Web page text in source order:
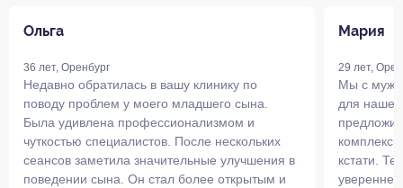
Ольга
36 лет, Оренбург
Недавно обратилась в вашу клинику по
поводу проблем у моего младшего сына.
Была удивлена профессионализмом и
чуткостью специалистов. После нескольких
сеансов заметила значительные улучшения в
поведении сына. Он стал более открытым и
Мария
29 лет,
Мы с
для
кстати.